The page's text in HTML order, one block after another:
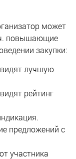
может
повышающие
закупки:
лучшую
рейтинг
предложений с
участника